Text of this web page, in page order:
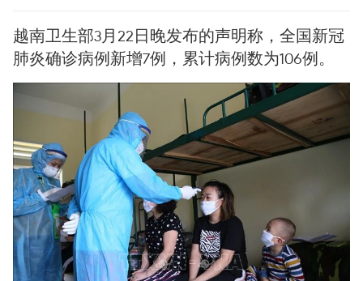
越南卫生部3月22日晚发布的声明称，全国新冠
肺炎确诊病例新增7例，累计病例数为106例。